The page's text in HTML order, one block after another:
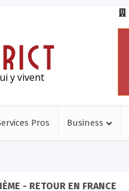
y vivent
Pros Business
- RETOUR EN FRANCE